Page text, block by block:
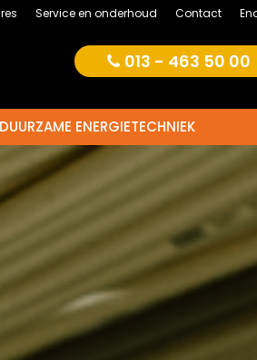
Service en onderhoud Contact
013 - 463 50 00
DUURZAME ENERGIETECHNIEK